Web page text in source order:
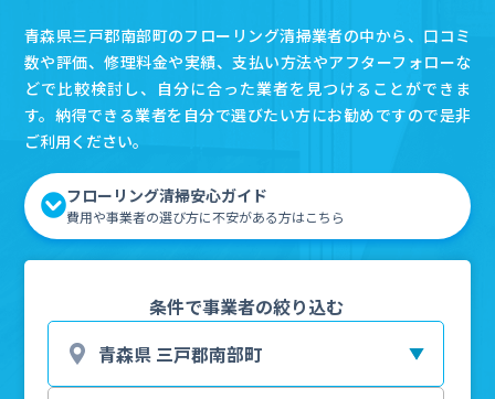
青森県三戸郡南部町のフローリング清掃業者の中から、口コミ
数や評価、修理料金や実績、支払い方法やアフターフォローな
どで比較検討し、自分に合った業者を見つけることができま
す。納得できる業者を自分で選びたい方にお勧めですので是非
ご利用ください。
フローリング清掃安心ガイド
費用や事業者の選び方に不安がある方はこちら
条件で事業者の絞り込む